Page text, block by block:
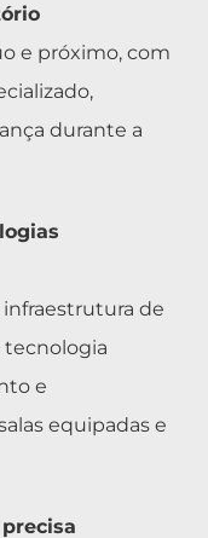
e próximo, com
durante a
de
tecnologia
e
equipadas e